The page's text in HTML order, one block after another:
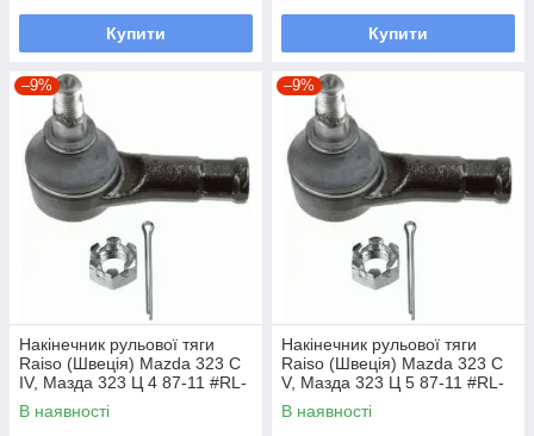
Купити Купити
–9%
Накінечник рульової тяги
Raiso (Швеція) Mazda 323 C
IV, Мазда 323 Ц 4 87-11 #RL-
232280M UAAWYRA7
В наявності
–9%
Накінечник рульової тяги
Raiso (Швеція) Mazda 323 C
V, Мазда 323 Ц 5 87-11 #RL-
232280M UAAWYRA7
В наявності